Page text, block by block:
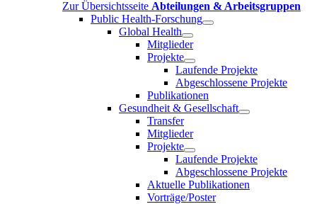
Zur Übersichtsseite Abteilungen & Arbeitsgruppen
Public Health-Forschung
Global Health
Mitglieder
Projekte
Laufende Projekte
Abgeschlossene Projekte
Publikationen
Gesundheit & Gesellschaft
Transfer
Mitglieder
Projekte
Laufende Projekte
Abgeschlossene Projekte
Aktuelle Publikationen
Vorträge/Poster